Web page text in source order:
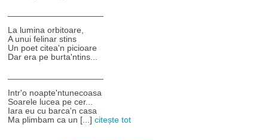
La lumina orbitoare,
A unui felinar stins
Un poet citea'n picioare
Dar era pe burta'ntins...
Intr'o noapte'ntunecoasa
Soarele lucea pe cer...
Iara eu cu barca'n casa
Ma plimbam ca un [...]citește tot